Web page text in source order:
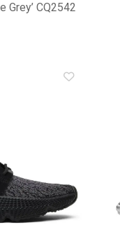
Grey’ CQ2542